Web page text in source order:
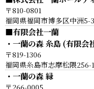
〒810-0801
福岡県福岡市博多区中洲
■有限会社一蘭
・一蘭の森 糸島 (有限会
〒819-1306
福岡県糸島市志摩松隈256-
・一蘭の森 緑